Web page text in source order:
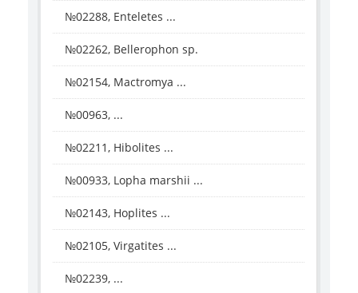
№02288, Enteletes ...
№02262, Bellerophon sp.
№02154, Mactromya ...
№00963, ...
№02211, Hibolites ...
№00933, Lopha marshii ...
№02143, Hoplites ...
№02105, Virgatites ...
№02239, ...